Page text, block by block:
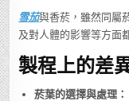
雪茄與香菸，雖然同屬
及對人體的影響等方面
製程上的差
菸葉的選擇與處理：